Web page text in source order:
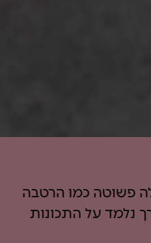
פשוטה כמו הרטבה
נלמד על התכונות